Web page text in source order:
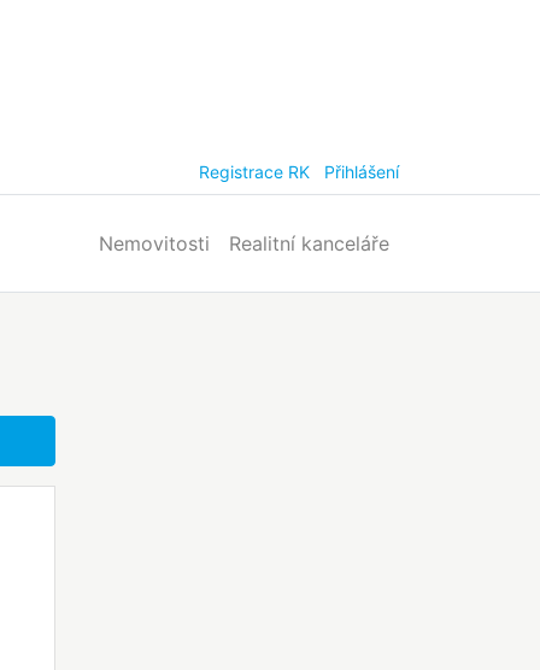
Registrace RK Přihlášení
Nemovitosti Realitní kanceláře